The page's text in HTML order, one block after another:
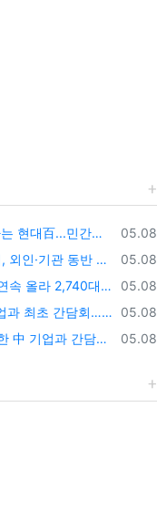
등록일
05.08
최초 ‘대한민국 관광공모전’ 후원
등록일
05.08
매수에 연이틀 상승…2745.05 마감
등록일
05.08
대 회복…코스닥은 강보합(종합)
등록일
05.08
회…외국기업 세제혜택 등 논의
등록일
05.08
담회…“차별없는 공정과세 약속”